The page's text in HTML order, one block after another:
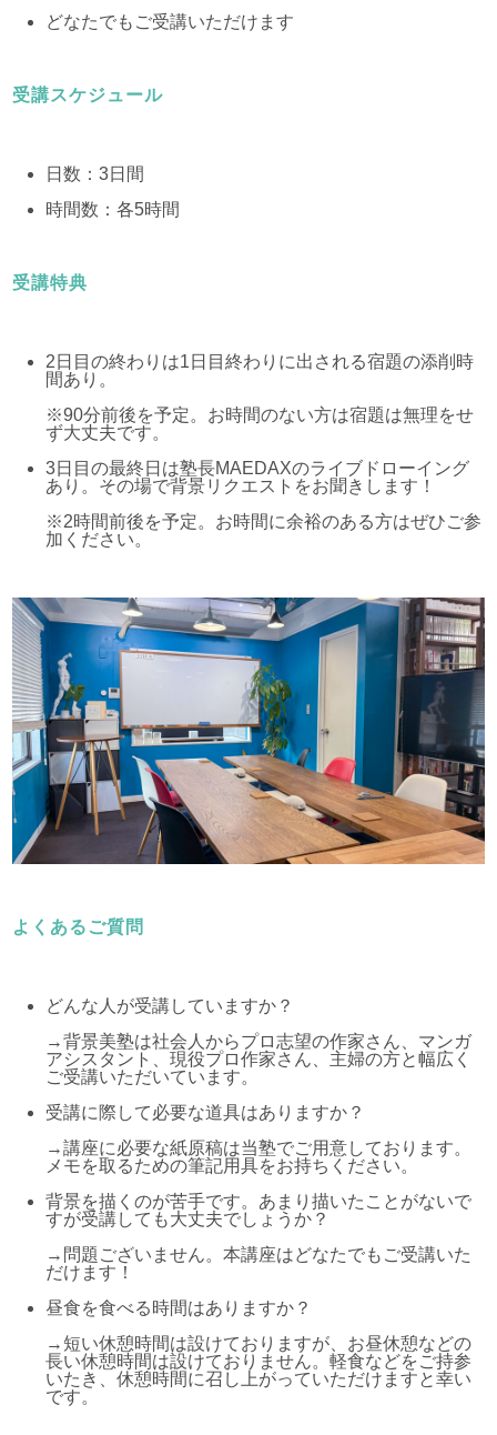
どなたでもご受講いただけます
受講スケジュール
日数：3日間
時間数：各5時間
受講特典
2日目の終わりは1日目終わりに出される宿題の添削時
間あり。
※90分前後を予定。お時間のない方は宿題は無理をせ
ず大丈夫です。
3日目の最終日は塾長MAEDAXのライブドローイング
あり。その場で背景リクエストをお聞きします！
※2時間前後を予定。お時間に余裕のある方はぜひご参
加ください。
よくあるご質問
どんな人が受講していますか？
→背景美塾は社会人からプロ志望の作家さん、マンガ
アシスタント、現役プロ作家さん、主婦の方と幅広く
ご受講いただいています。
受講に際して必要な道具はありますか？
→講座に必要な紙原稿は当塾でご用意しております。
メモを取るための筆記用具をお持ちください。
背景を描くのが苦手です。あまり描いたことがないで
すが受講しても大丈夫でしょうか？
→問題ございません。本講座はどなたでもご受講いた
だけます！
昼食を食べる時間はありますか？
→短い休憩時間は設けておりますが、お昼休憩などの
長い休憩時間は設けておりません。軽食などをご持参
いたき、休憩時間に召し上がっていただけますと幸い
です。